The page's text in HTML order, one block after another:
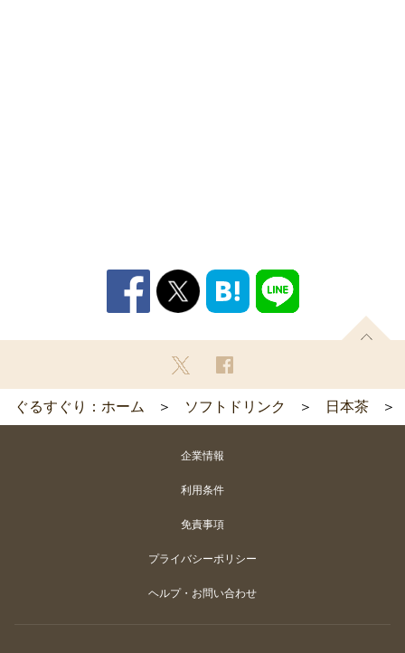
ぐるすぐり：ホーム ソフトドリンク 日本茶
企業情報
利用条件
免責事項
プライバシーポリシー
ヘルプ・お問い合わせ